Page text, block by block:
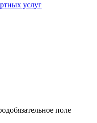
услуг
обязательное поле